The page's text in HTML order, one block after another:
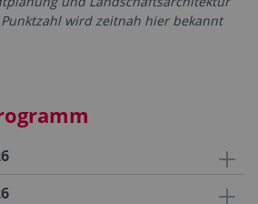
wird zeitnah hier bekannt